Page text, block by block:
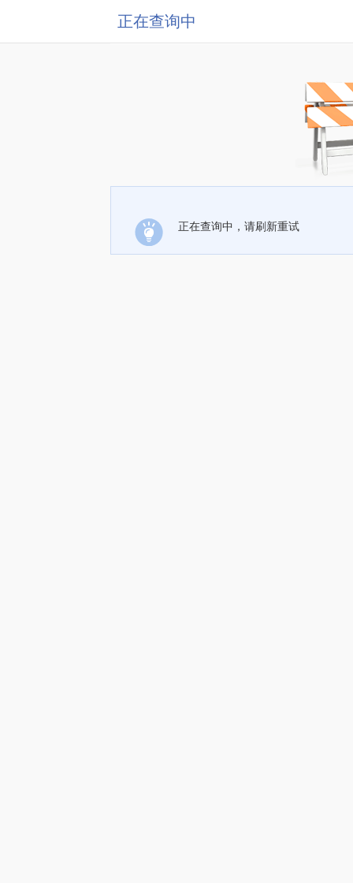
正在查询中
正在查询中，请刷新重试